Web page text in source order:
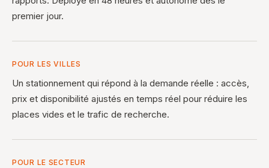
premier jour.
POUR LES VILLES
Un stationnement qui répond à la demande réelle : accès,
prix et disponibilité ajustés en temps réel pour réduire les
places vides et le trafic de recherche.
POUR LE SECTEUR